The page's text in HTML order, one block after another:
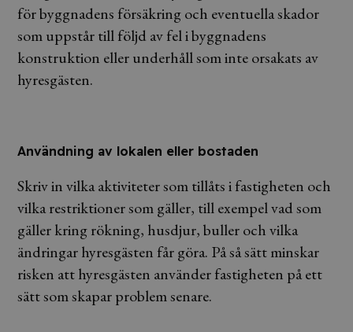
för byggnadens försäkring och eventuella skador
som uppstår till följd av fel i byggnadens
konstruktion eller underhåll som inte orsakats av
hyresgästen.
Användning av lokalen eller bostaden
Skriv in vilka aktiviteter som tillåts i fastigheten och
vilka restriktioner som gäller, till exempel vad som
gäller kring rökning, husdjur, buller och vilka
ändringar hyresgästen får göra. På så sätt minskar
risken att hyresgästen använder fastigheten på ett
sätt som skapar problem senare.